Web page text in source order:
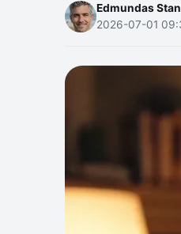
Edmundas
2026-07-01